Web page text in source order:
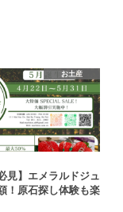
お土産
見】エメラルドジュ
！原石探し体験も楽